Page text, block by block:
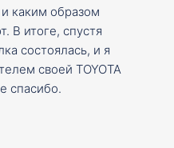
каким образом
В итоге, спустя
состоялась, и я
своей TOYOTA
спасибо.